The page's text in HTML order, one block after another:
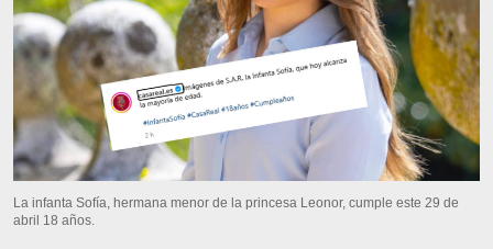
La infanta Sofía, hermana menor de la princesa Leonor, cumple este 29 de
abril 18 años.